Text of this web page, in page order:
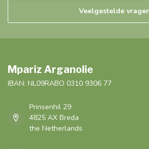
Veelgestelde
Mpariz Arganolie
IBAN: NL09RABO 0310 9306 77
Prinsenhil 29
4825 AX Breda
the Netherlands